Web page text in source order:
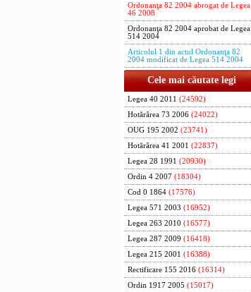
Ordonanţa 82 2004 abrogat de Legea
46 2008
Ordonanţa 82 2004 aprobat de Legea
514 2004
Articolul 1 din actul Ordonanţa 82
2004 modificat de Legea 514 2004
Cele mai căutate legi
Legea 40 2011 (24592)
Hotărârea 73 2006 (24022)
OUG 195 2002 (23741)
Hotărârea 41 2001 (22837)
Legea 28 1991 (20930)
Ordin 4 2007 (18304)
Cod 0 1864 (17576)
Legea 571 2003 (16952)
Legea 263 2010 (16577)
Legea 287 2009 (16418)
Legea 215 2001 (16388)
Rectificare 155 2016 (16314)
Ordin 1917 2005 (15017)